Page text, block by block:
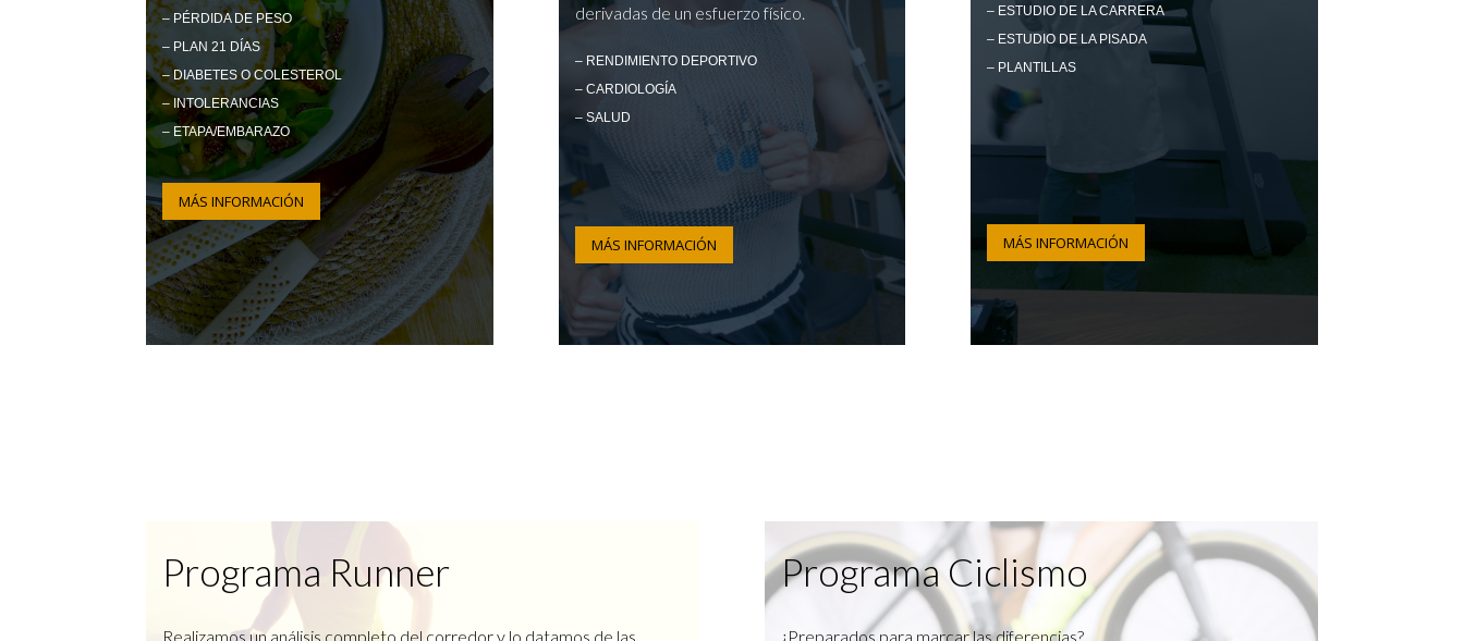
– PÉRDIDA DE PESO
– PLAN 21 DÍAS
– DIABETES O COLESTEROL
– INTOLERANCIAS
– ETAPA/EMBARAZO
MÁS INFORMACIÓN
derivadas de un esfuerzo físico.
– RENDIMIENTO DEPORTIVO
– CARDIOLOGÍA
– SALUD
MÁS INFORMACIÓN
– ESTUDIO DE LA CARRERA
– ESTUDIO DE LA PISADA
– PLANTILLAS
MÁS INFORMACIÓN
Programa Runner
Realizamos un análisis completo del corredor y lo datamos de las
Programa Ciclismo
¿Preparados para marcar las diferencias?